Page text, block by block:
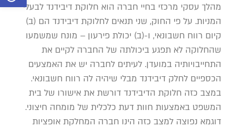
מהלך עסקי מרכזי בחיי חברה הוא חלוקת דיבידנד לבעלי
המניות. על פי החוק, שני תנאים לחלוקת דיבידנד הם (ב)
קיום רווח חשבונאי, ו-(ב) יכולת פירעון – מונח שמשמעו
שהחלוקה לא תפגע ביכולתה של החברה לקיים את
התחייבויותיה במועדן. לעיתים לחברה יש את האמצעים
הכספיים לחלק דיבידנד מבלי שיהיה לה רווח חשבונאי.
במצב כזה חלוקת הדיבידנד דורשת את אישורו של בית
המשפט באמצעות חוות דעת כלכלית של מומחה חיצוני.
דוגמא נפוצה למצב כזה הינו חברה המחלקת אופציות